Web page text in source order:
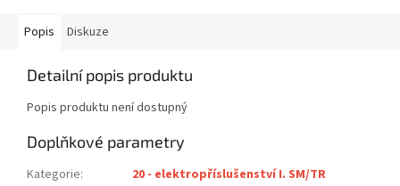
Popis Diskuze
Detailní popis produktu
Popis produktu není dostupný
Doplňkové parametry
Kategorie:
20 - elektropříslušenství I. SM/TR